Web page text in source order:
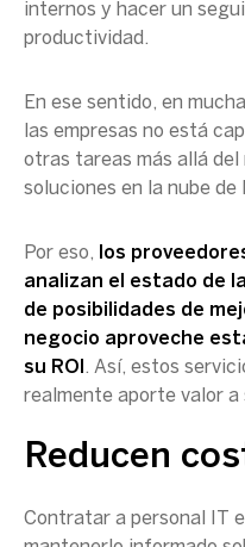
internos y hacer un
productividad.
En ese sentido, en
las empresas no está
otras tareas más allá
soluciones en la nube
Por eso,
los
analizan el estado de
de posibilidades de
negocio aproveche
su ROI . Así, estos
realmente aporte valor a
Reducen
Contratar a personal IT